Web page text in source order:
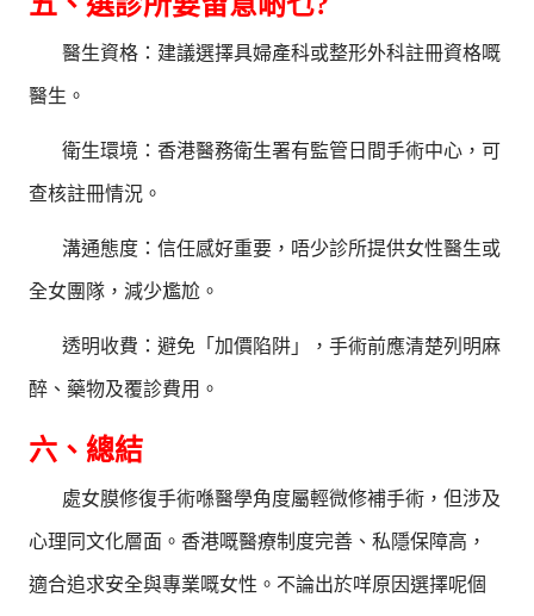
醫生資格：建議選擇具婦產科或整形外科註冊資格嘅
醫生。
衛生環境：香港醫務衛生署有監管日間手術中心，可
查核註冊情況。
溝通態度：信任感好重要，唔少診所提供女性醫生或
全女團隊，減少尷尬。
透明收費：避免「加價陷阱」，手術前應清楚列明麻
醉、藥物及覆診費用。
六、總結
處女膜修復手術喺醫學角度屬輕微修補手術，但涉及
心理同文化層面。香港嘅醫療制度完善、私隱保障高，
適合追求安全與專業嘅女性。不論出於咩原因選擇呢個